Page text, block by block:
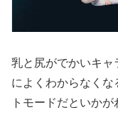
乳と尻がでかいキ
によくわからなく
トモードだといかが